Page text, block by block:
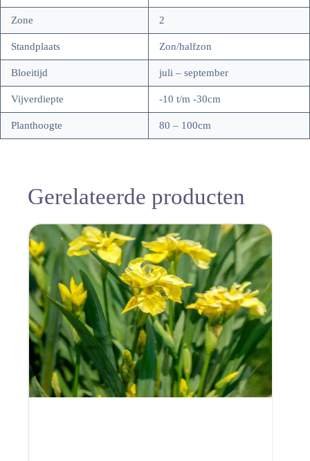
Zone 2
Standplaats Zon/halfzon
Bloeitijd juli – september
Vijverdiepte -10 t/m -30cm
Planthoogte 80 – 100cm
Gerelateerde producten